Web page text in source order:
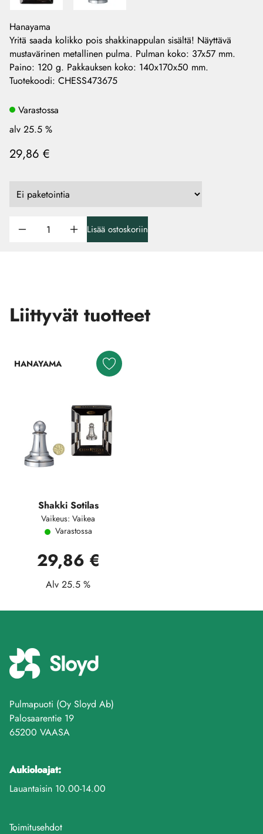
Hanayama
Yritä saada kolikko pois shakkinappulan sisältä! Näyttävä
mustavärinen metallinen pulma. Pulman koko: 37x57 mm.
Paino: 120 g. Pakkauksen koko: 140x170x50 mm.
Tuotekoodi: CHESS473675
Varastossa
alv 25.5 %
29,86 €
Lisää ostoskoriin
Liittyvät tuotteet
HANAYAMA
Shakki Sotilas
Vaikeus: Vaikea
Varastossa
29,86 €
Alv 25.5 %
Pulmapuoti (Oy Sloyd Ab)
Palosaarentie 19
65200 VAASA
Aukioloajat:
Lauantaisin 10.00-14.00
Toimitusehdot